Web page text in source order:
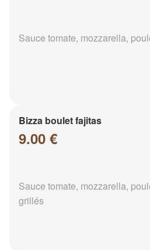
Sauce tomate, mozzarella,
Bizza boulet fajitas
9.00 €
Sauce tomate, mozzarella,
grillés